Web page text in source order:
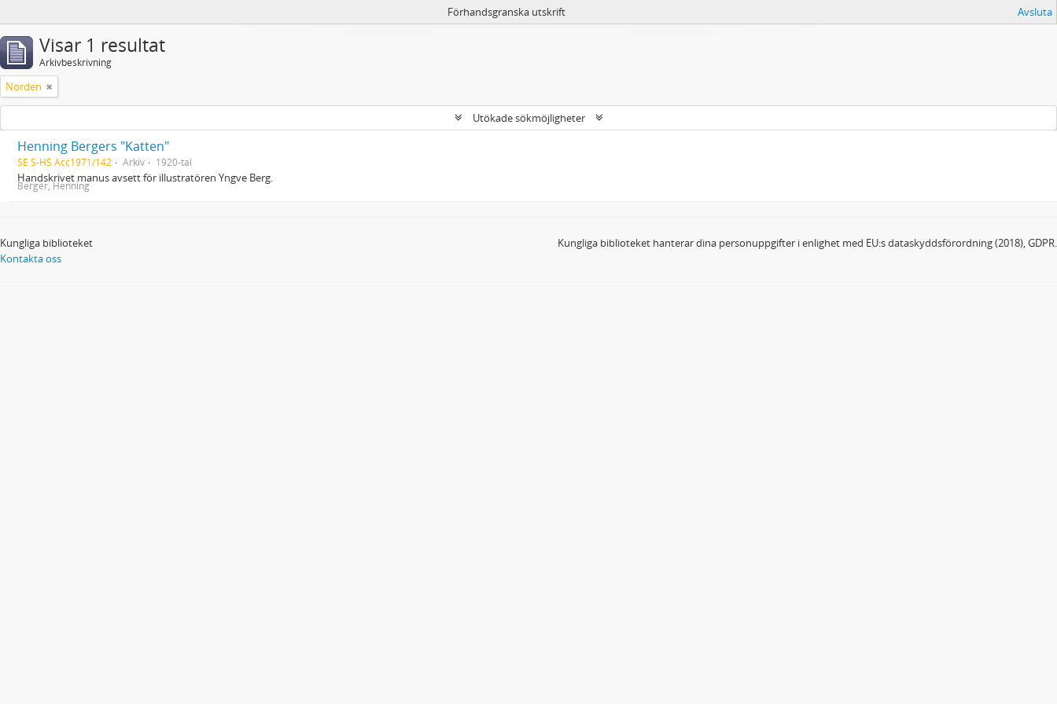
Förhandsgranska utskrift Avsluta
Visar 1 resultat
Arkivbeskrivning
Norden
Utökade sökmöjligheter
Henning Bergers "Katten"
SE S-HS Acc1971/142 Arkiv 1920-tal
Handskrivet manus avsett för illustratören Yngve Berg.
Berger, Henning
Kungliga biblioteket
Kontakta oss
Kungliga biblioteket hanterar dina personuppgifter i enlighet med EU:s dataskyddsförordning (2018), GDPR.